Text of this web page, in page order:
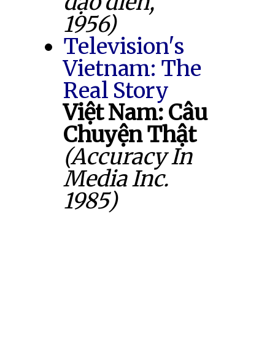
1956)
Television's
Vietnam: The
Real Story
Việt Nam: Câu
Chuyện Thật
(Accuracy In
Media Inc.
1985)